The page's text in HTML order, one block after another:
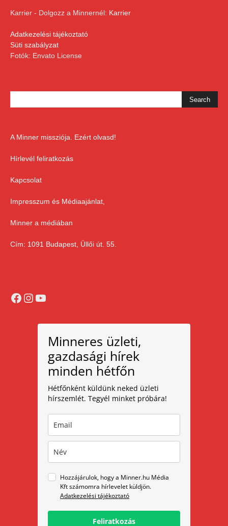
Karrier - Dolgozz a Minnernél: Karrier
Adatkezelési tájékoztató
Süti szabályzat
Fotók: Envato License
A Minner missziója. Ezért olvasd!
Hírlevél feliratkozás
Kapcsolat
Impresszum és Médiaajánlat,
Minner a médiában
Cím: 1091 Budapest, Üllői út. 55.
Facebook
Instagram
YouTube
Minneres üzleti,
gazdasági hírek
minden hétfőn
Hétfőnként küldünk neked üzleti
hírszemlét. Tegyél minket próbára!
Hozzájárulok, hogy a Minner.hu Média
Kft számomra hírlevelet küldjön.
Adatkezelési tájékoztató
Feliratkozás